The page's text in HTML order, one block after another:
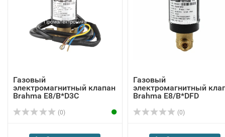
Газовый
электромагнитный клапан
Brahma E8/B*D3C
(0)
Газовый
электромагнитный
Brahma Е8/B*DFD
(0)